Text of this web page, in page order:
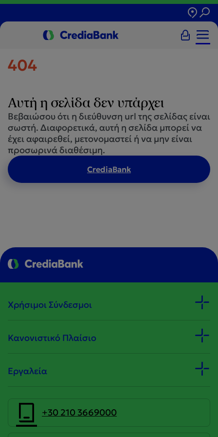
404
Αυτή η σελίδα δεν υπάρχει
Βεβαιώσου ότι η διεύθυνση url της σελίδας είναι
σωστή. Διαφορετικά, αυτή η σελίδα μπορεί να
έχει αφαιρεθεί, μετονομαστεί ή να μην είναι
προσωρινά διαθέσιμη.
CrediaBank
Χρήσιμοι Σύνδεσμοι
Κανονιστικό Πλαίσιο
Εργαλεία
+30 210 3669000